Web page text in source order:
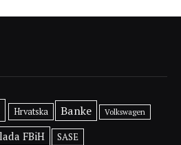
Hrvatska Banke Volkswagen
FBiH SASE